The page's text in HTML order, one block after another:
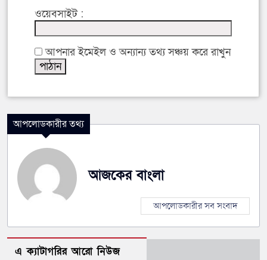
ওয়েবসাইট :
আপনার ইমেইল ও অন্যান্য তথ্য সঞ্চয় করে রাখুন
আপলোডকারীর তথ্য
আজকের বাংলা
আপলোডকারীর সব সংবাদ
এ ক্যাটাগরির আরো নিউজ